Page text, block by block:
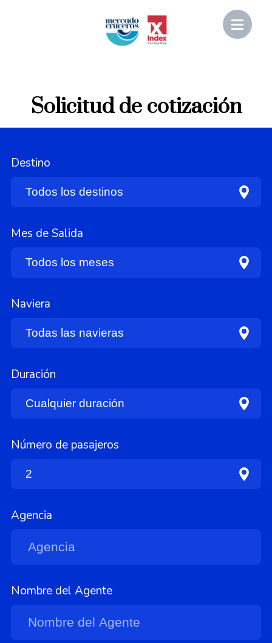
Solicitud de cotización
Destino
Mes de Salida
Naviera
Duración
Número de pasajeros
Agencia
Nombre del Agente